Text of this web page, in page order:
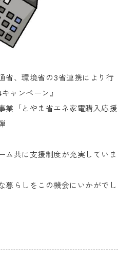
省、環境省の3省連携により行
ャンペーン』
業「とやま省エネ家電購入応援
ム共に支援制度が充実していま
暮らしをこの機会にいかがでし